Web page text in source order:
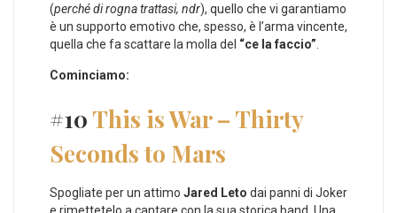
(perché di rogna trattasi, ndr), quello che vi garantiamo
è un supporto emotivo che, spesso, è l’arma vincente,
quella che fa scattare la molla del “ce la faccio”
Cominciamo:
#10 This is War – Thirty
Seconds to Mars
Spogliate per un attimo Jared Leto dai panni di Joker